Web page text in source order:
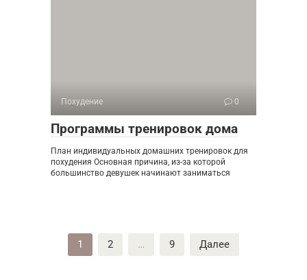
Похудение 0
Программы тренировок дома
План индивидуальных домашних тренировок для
похудения Основная причина, из-за которой
большинство девушек начинают заниматься
1 2 … 9 Далее